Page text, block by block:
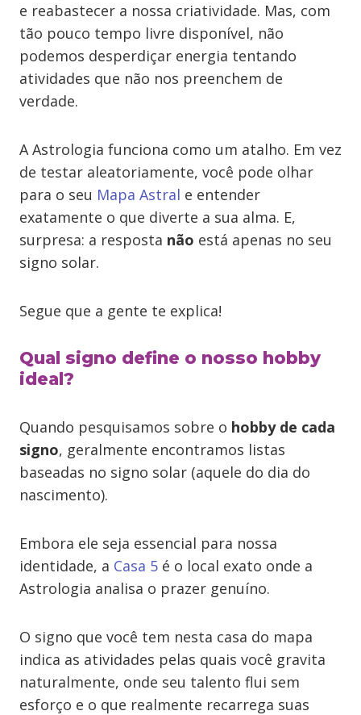
e reabastecer a nossa criatividade. Mas, com
tão pouco tempo livre disponível, não
podemos desperdiçar energia tentando
atividades que não nos preenchem de
verdade.
A Astrologia funciona como um atalho. Em vez
de testar aleatoriamente, você pode olhar
para o seu Mapa Astral e entender
exatamente o que diverte a sua alma. E,
surpresa: a resposta não está apenas no seu
signo solar.
Segue que a gente te explica!
Qual signo define o nosso hobby
ideal?
Quando pesquisamos sobre o hobby de cada
signo, geralmente encontramos listas
baseadas no signo solar (aquele do dia do
nascimento).
Embora ele seja essencial para nossa
identidade, a Casa 5 é o local exato onde a
Astrologia analisa o prazer genuíno.
O signo que você tem nesta casa do mapa
indica as atividades pelas quais você gravita
naturalmente, onde seu talento flui sem
esforço e o que realmente recarrega suas